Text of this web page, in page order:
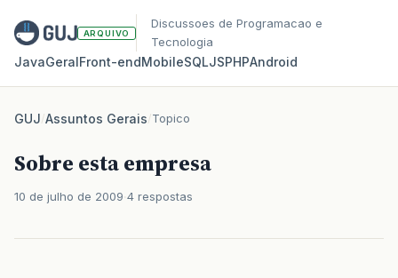
ARQUIVO
Discussoes de Programacao e
Tecnologia
JavaGeralFront‑endMobileSQLJSPHPAndroid
GUJ/Assuntos Gerais/Topico
Sobre esta empresa
10 de julho de 2009 4 respostas